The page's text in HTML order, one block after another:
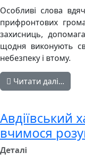
Особливі слова
прифронтових
захисниць,
щодня виконують
небезпеку і втому.
Читати далі...
Авдіївський
вчимося
Деталі